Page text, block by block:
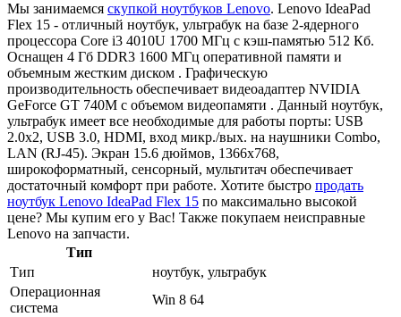
Мы занимаемся скупкой ноутбуков Lenovo. Lenovo IdeaPad
Flex 15 - отличный ноутбук, ультрабук на базе 2-ядерного
процессора Core i3 4010U 1700 МГц с кэш-памятью 512 Кб.
Оснащен 4 Гб DDR3 1600 МГц оперативной памяти и
объемным жестким диском . Графическую
производительность обеспечивает видеоадаптер NVIDIA
GeForce GT 740M с объемом видеопамяти . Данный ноутбук,
ультрабук имеет все необходимые для работы порты: USB
2.0x2, USB 3.0, HDMI, вход микр./вых. на наушники Combo,
LAN (RJ-45). Экран 15.6 дюймов, 1366x768,
широкоформатный, сенсорный, мультитач обеспечивает
достаточный комфорт при работе. Хотите быстро продать
ноутбук Lenovo IdeaPad Flex 15 по максимально высокой
цене? Мы купим его у Вас! Также покупаем неисправные
Lenovo на запчасти.
Тип
Тип
ноутбук, ультрабук
Операционная
система
Win 8 64